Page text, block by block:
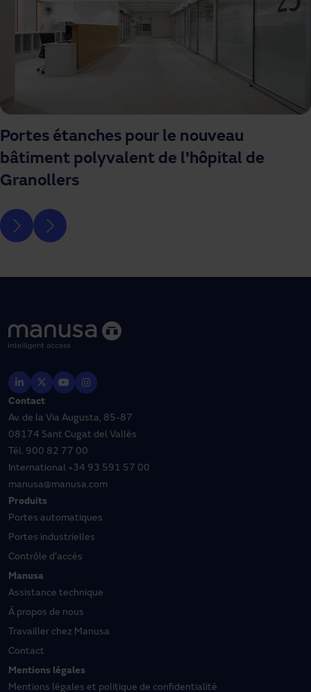
Portes étanches pour le nouveau
bâtiment polyvalent de l'hôpital de
Granollers
Contact
Av. de la Via Augusta, 85-87
08174 Sant Cugat del Vallès
Tél. 900 82 77 00
International +34 93 591 57 00
manusa@manusa.com
Produits
Portes automatiques
Portes industrielles
Contrôle d'accès
Manusa
Assistance technique
À propos de nous
Travailler chez Manusa
Contact
Mentions légales
Mentions légales et politique de confidentialité